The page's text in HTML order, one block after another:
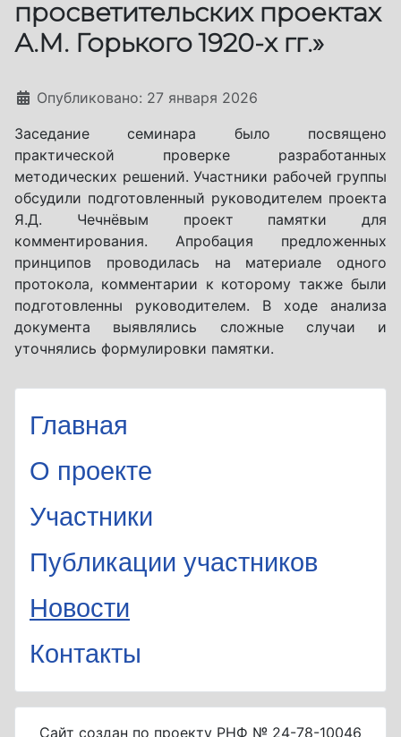
просветительских проектах
А.М. Горького 1920-х гг.»
Информация о материале
Опубликовано: 27 января 2026
Заседание семинара было посвящено
практической проверке разработанных
методических решений. Участники рабочей группы
обсудили подготовленный руководителем проекта
Я.Д. Чечнёвым проект памятки для
комментирования. Апробация предложенных
принципов проводилась на материале одного
протокола, комментарии к которому также были
подготовленны руководителем. В ходе анализа
документа выявлялись сложные случаи и
уточнялись формулировки памятки.
Главная
О проекте
Участники
Публикации участников
Новости
Контакты
Сайт создан по проекту РНФ № 24-78-10046